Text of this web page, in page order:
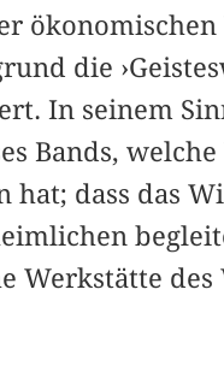
die
In seinem
Bands,
dass das
des